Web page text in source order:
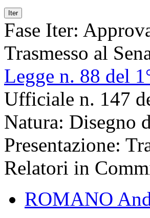
Iter
Fase Iter:
Trasmesso al
Legge n. 88 del
Ufficiale n. 147
Natura: Disegno
Presentazione:
Relatori in
ROMANO